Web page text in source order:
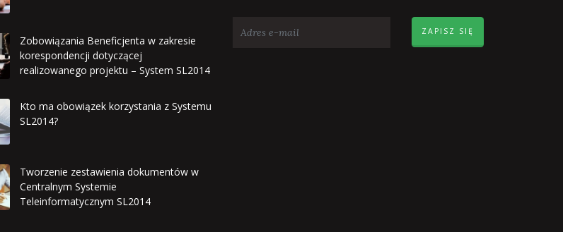
Zobowiązania Beneficjenta w zakresie
korespondencji dotyczącej
realizowanego projektu – System SL2014
Kto ma obowiązek korzystania z Systemu
SL2014?
Tworzenie zestawienia dokumentów w
Centralnym Systemie
Teleinformatycznym SL2014